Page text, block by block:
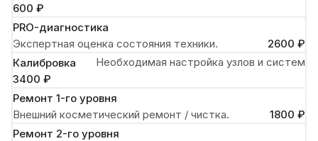
600 ₽
PRO-диагностика
Экспертная оценка состояния техники.
2600 ₽
Калибровка
Необходимая настройка узлов и систем
3400 ₽
Ремонт 1-го уровня
Внешний косметический ремонт / чистка.
1800 ₽
Ремонт 2-го уровня